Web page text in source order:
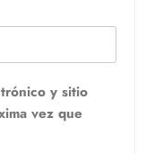
y sitio
vez que